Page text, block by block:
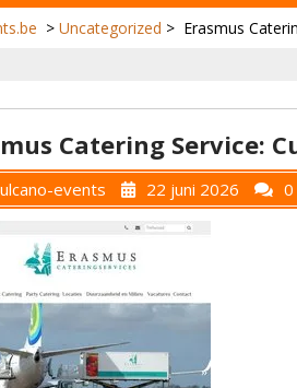
> Uncategorized > Erasmus
Catering Service:
events 22 juni 2026 0